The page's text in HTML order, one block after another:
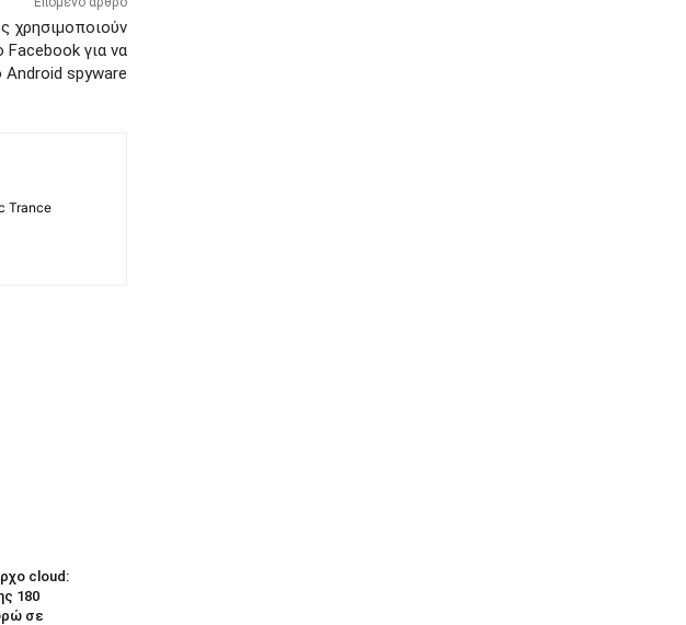
χρησιμοποιούν
για να
spyware
Trance
cloud:
180
σε